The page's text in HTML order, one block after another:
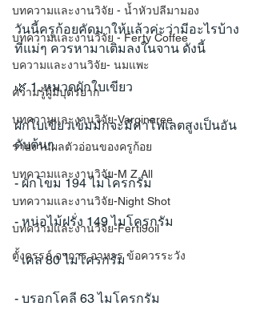
บทความและงานวิจัย - น้ำหัวปลีมามอง
บทความและงานวิจัย - Ferty Coffee
บความและงานวิจัย- นมแพะ
ความรู้ผู้มีบุตรยาก
บทความและงานวิจัย-Varginaree
รายงานผลตัวอ่อนของครูก้อย
บทความและงานวิจัย-M Z All
บทความและงานวิจัย-Night Shot
บทความและงานวิจัย-Ferti9oil
ตั้งครรภ์ อาการ อาหาร ข้อควรระวัง
วันนี้ครูก้อยคัดมาให้แล้วค่ะว่ามีอะไรบ้าง
ที่แม่ๆ ควรหามาเติมลงในจาน ดังนี้
🌿 1. หมวดผักใบเขียว
ผักใบเขียวเข้มมักจะมีค่าโฟเลตสูงเป็นอัน
ดับต้นๆ
- ผักโขม 194 ไมโครกรัม
- หน่อไม้ฝรั่ง 149 ไมโครกรัม
- เคล 80 ไมโครกรัม
- บรอกโคลี 63 ไมโครกรัม